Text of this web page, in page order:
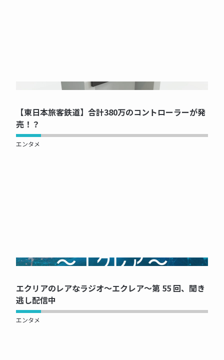
NOW PRINTING...
【東日本旅客鉄道】合計380万のコントローラーが発
売！？
エンタメ
NOW PRINTING...
エクリアのレアなラジオ～エクレア～第 55 回、聞き
逃し配信中
エンタメ